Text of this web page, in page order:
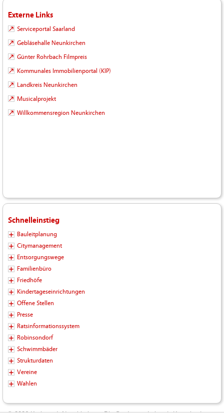
Externe Links
Serviceportal Saarland
Gebläsehalle Neunkirchen
Günter Rohrbach Filmpreis
Kommunales Immobilienportal (KIP)
Landkreis Neunkirchen
Musicalprojekt
Willkommensregion Neunkirchen
Schnelleinstieg
Bauleitplanung
Citymanagement
Entsorgungswege
Familienbüro
Friedhöfe
Kindertageseinrichtungen
Offene Stellen
Presse
Ratsinformationssystem
Robinsondorf
Schwimmbäder
Strukturdaten
Vereine
Wahlen